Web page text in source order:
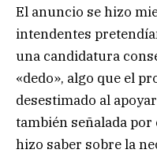
El anuncio se hizo
intendentes
una candidatura
«dedo», algo que el
desestimado al
también señalada por
hizo saber sobre la